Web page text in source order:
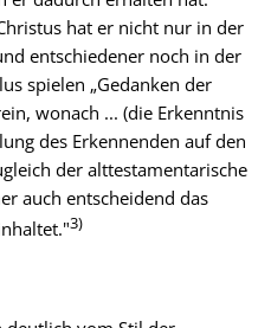
hat er nicht nur in der
entschiedener noch in der
spielen „Gedanken der
wonach ... (die Erkenntnis
des Erkennenden auf den
der alttestamentarische
auch entscheidend das
3)